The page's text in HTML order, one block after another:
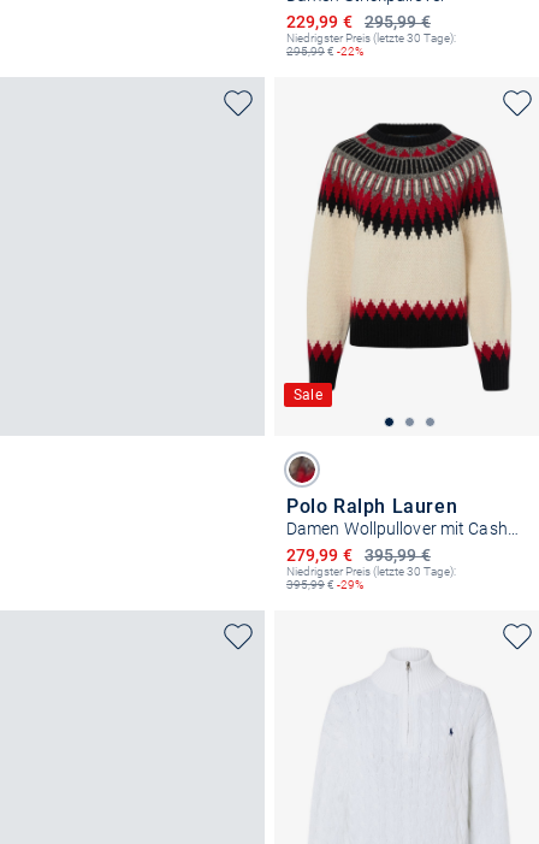
295,99 €
Ermäßigter Preis
229,99 €
Niedrigster Preis (letzte 30 Tage):
295,99€ -22%
Sale
Polo Ralph Lauren
395,99 €
Ermäßigter Preis
279,99 €
Niedrigster Preis (letzte 30 Tage):
395,99€ -29%